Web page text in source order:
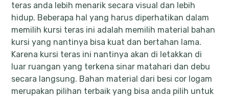
teras anda lebih menarik secara visual dan lebih
hidup. Beberapa hal yang harus diperhatikan dalam
memilih kursi teras ini adalah memilih material bahan
kursi yang nantinya bisa kuat dan bertahan lama.
Karena kursi teras ini nantinya akan di letakkan di
luar ruangan yang terkena sinar matahari dan debu
secara langsung. Bahan material dari besi cor logam
merupakan pilihan terbaik yang bisa anda pilih untuk